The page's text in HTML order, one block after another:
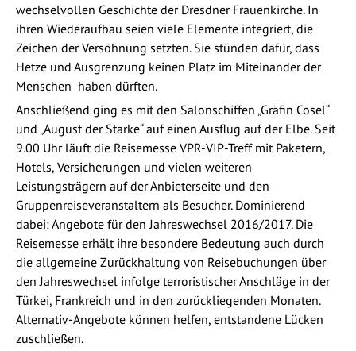
wechselvollen Geschichte der Dresdner Frauenkirche. In
ihren Wiederaufbau seien viele Elemente integriert, die
Zeichen der Versöhnung setzten. Sie stünden dafür, dass
Hetze und Ausgrenzung keinen Platz im Miteinander der
Menschen haben dürften.
Anschließend ging es mit den Salonschiffen „Gräfin Cosel“
und „August der Starke“ auf einen Ausflug auf der Elbe. Seit
9.00 Uhr läuft die Reisemesse VPR-VIP-Treff mit Paketern,
Hotels, Versicherungen und vielen weiteren
Leistungsträgern auf der Anbieterseite und den
Gruppenreiseveranstaltern als Besucher. Dominierend
dabei: Angebote für den Jahreswechsel 2016/2017. Die
Reisemesse erhält ihre besondere Bedeutung auch durch
die allgemeine Zurückhaltung von Reisebuchungen über
den Jahreswechsel infolge terroristischer Anschläge in der
Türkei, Frankreich und in den zurückliegenden Monaten.
Alternativ-Angebote können helfen, entstandene Lücken
zuschließen.